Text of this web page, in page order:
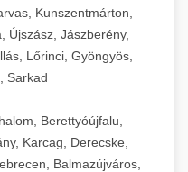
megoldások
Kunszentmárton,
Újszász, Jászberény,
Lőrinci, Gyöngyös,
Sarkad
Berettyóújfalu,
Karcag, Derecske,
Balmazújváros,